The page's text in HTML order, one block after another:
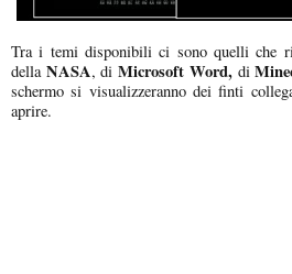
Tra i temi disponibili ci sono quelli che
dellaNASA, diMicrosoft Word, di
schermo si visualizzeranno dei finti
aprire.